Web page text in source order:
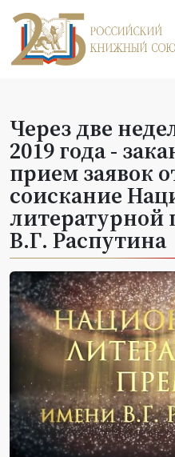
Через две
2019 года -
прием заявок
соискание
В.Г. Распутина